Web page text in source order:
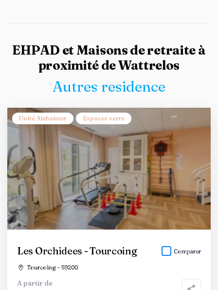
EHPAD et Maisons de retraite à
proximité de Wattrelos
Autres residence
Unité Alzheimer Espaces verts
Les Orchidees - Tourcoing
Tourcoing - 59200
Comparer
A partir de